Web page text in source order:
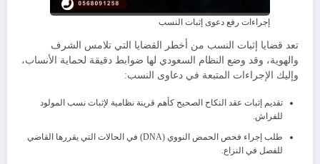
إجراءات رفع دعوى إثبات النسب
​تعد قضايا إثبات النسب من أخطر القضايا التي تلامس الشرف
والهوية، وقد وضع النظام السعودي لها ضوابط دقيقة لحماية الأنساب،
​وإليك الإجراءات المتبعة في دعاوى النسب:
​تقديم إثبات عقد النكاح الصحيح كأهم قرينة نظامية لإثبات نسب المولود
للفراش.
​طلب إجراء فحص الحمض النووي (DNA) في الحالات التي يقررها القاضي
للفصل في النزاع.